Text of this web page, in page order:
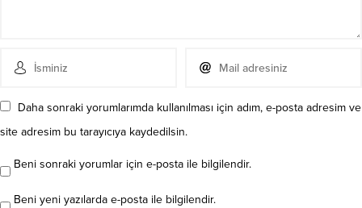
Daha sonraki yorumlarımda kullanılması için adım, e-posta adresim ve
site adresim bu tarayıcıya kaydedilsin.
Beni sonraki yorumlar için e-posta ile bilgilendir.
Beni yeni yazılarda e-posta ile bilgilendir.